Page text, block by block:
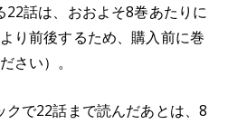
話は、おおよそ8巻あたりに
り前後するため、購入前に巻
さい）。
クで22話まで読んだあとは、8